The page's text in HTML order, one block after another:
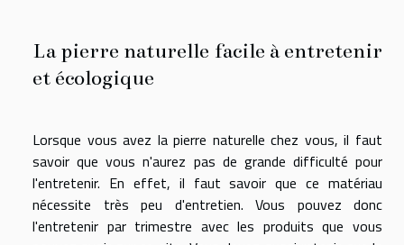
La pierre naturelle facile à entretenir
et écologique
Lorsque vous avez la pierre naturelle chez vous, il faut
savoir que vous n'aurez pas de grande difficulté pour
l'entretenir. En effet, il faut savoir que ce matériau
nécessite très peu d'entretien. Vous pouvez donc
l'entretenir par trimestre avec les produits que vous